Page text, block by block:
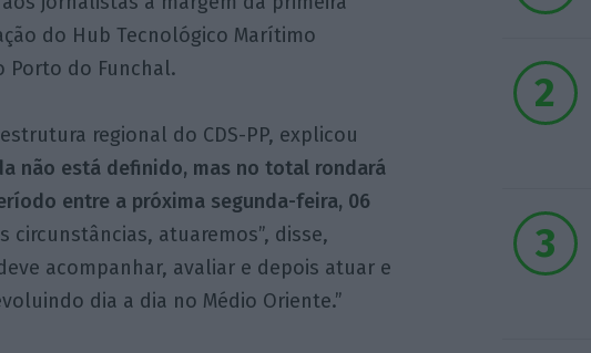
do Hub Tecnológico Marítimo
Porto do Funchal.
regional do CDS-PP, explicou
não está definido, mas no total rondará
entre a próxima segunda-feira, 06
circunstâncias, atuaremos”, disse,
acompanhar, avaliar e depois atuar e
dia a dia no Médio Oriente.”